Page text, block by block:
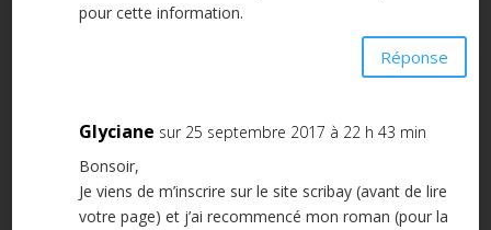
pour cette information.
Réponse
Glyciane sur 25 septembre 2017 à 22 h 43 min
Bonsoir,
Je viens de m’inscrire sur le site scribay (avant de lire
votre page) et j’ai recommencé mon roman (pour la